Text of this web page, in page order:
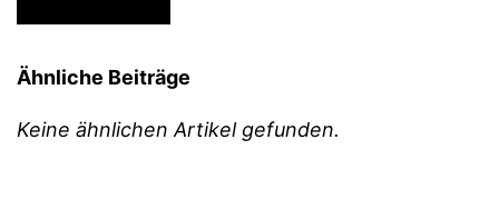
Ähnliche Beiträge
Keine ähnlichen Artikel gefunden.